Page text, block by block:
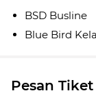
BSD Busline
Blue Bird
Pesan